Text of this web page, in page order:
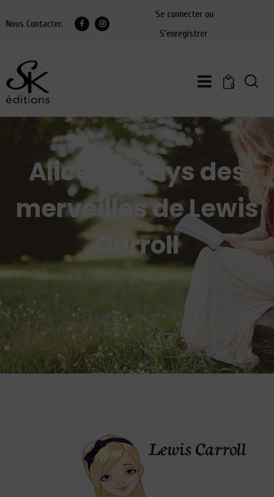
Nous Contacter.
Se connecter ou
S'enregistrer
0
Alice au pays des
merveilles de Lewis
Carroll